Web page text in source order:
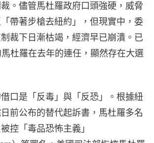
。儘管馬杜羅政府口頭強硬，威脅
帶著步槍去紐約」，但現實中，委
裁下日漸枯竭，經濟早已崩潰。已
杜羅在去年的連任，顯然存在大選
口是「反毒」與「反恐」。根據紐
前公布的替代起訴書，馬杜羅多名
控「毒品恐怖主義」